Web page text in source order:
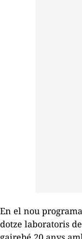
En el nou
dotze laboratoris